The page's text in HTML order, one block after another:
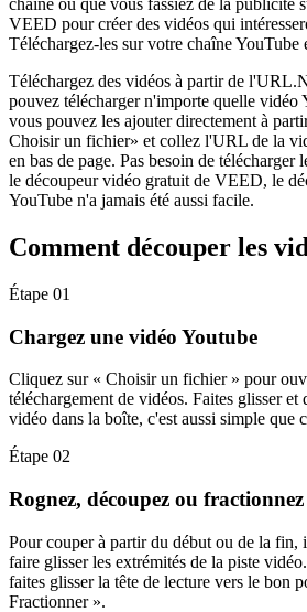
chaîne ou que vous fassiez de la publicité
VEED pour créer des vidéos qui
Téléchargez-les sur votre chaîne YouTube
Téléchargez des vidéos à partir de
pouvez télécharger n'importe quelle
vous pouvez les ajouter directement à
Choisir un fichier» et collez l'URL de la
en bas de page. Pas besoin de télécharger
le découpeur vidéo gratuit de VEED, le
YouTube n'a jamais été aussi facile.
Comment découper les
Étape 01
Chargez une vidéo Youtube
Cliquez sur « Choisir un fichier » pour
téléchargement de vidéos. Faites glisser et
vidéo dans la boîte, c'est aussi simple que
Étape 02
Rognez, découpez ou
Pour couper à partir du début ou de la fin,
faire glisser les extrémités de la piste
faites glisser la tête de lecture vers le bon
Fractionner ».